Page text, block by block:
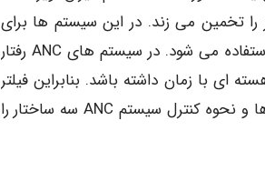
تخمین می زند. در این سیستم ها برای
جبران تأخیر بین بلندگوی حذف کننده نویز و سنسور اولیه از مقادیر پیش گویی نویز استفاده می شود. در سیستم های ANC رفتار
با زمان داشته باشد. بنابراین فیلتر
تولید پترن حذف کننده را بصورت وفقی طراحی می کنند. با توجه به موقعیت سنسورها و نحوه کنترل سیستم ANC سه ساختار را